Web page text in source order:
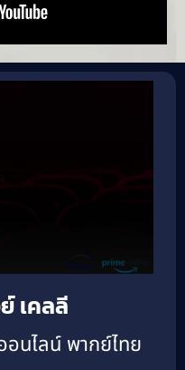
เคลลี
นไลน์ พากย์ไทย